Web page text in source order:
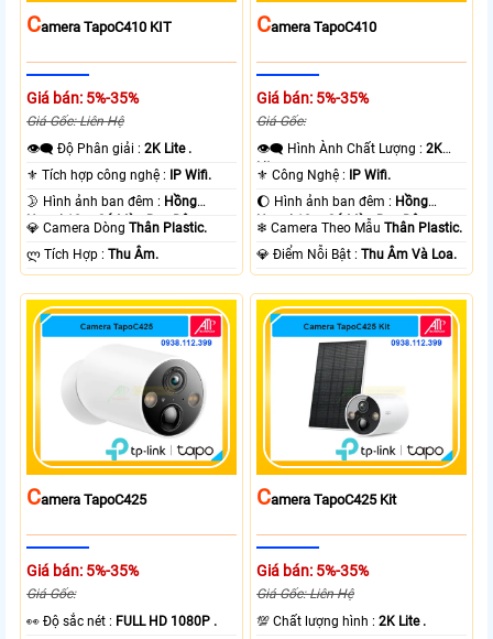
CAmera TapoC410 KIT
Giá bán: 5%-35%
Giá Gốc: Liên Hệ
👁️‍🗨 Độ Phân giải :2K Lite .
⚜️ Tích hợp công nghệ :
IP Wifi.
🌛 Hình ảnh ban đêm : Hồng
Ngoại 10m Có Màu Ban Ðêm.
💎 Camera DòngThân Plastic.
️ლ Tích Hợp :Thu Âm.
CAmera TapoC410
Giá bán: 5%-35%
Giá Gốc:
👁️‍🗨 Hình Ành Chất Lượng :2K
Lite .
⚜️ Công Nghệ :
IP Wifi.
🌔 Hình ảnh ban đêm : Hồng
Ngoại 10m Có Màu Ban Ðêm.
❄ Camera Theo MẫuThân Plastic.
️💎 Điểm Nỗi Bật :Thu Âm Và Loa.
CAmera TapoC425
Giá bán: 5%-35%
Giá Gốc:
️👀 Độ sắc nét : FULL HD 1080P .
CAmera TapoC425 Kit
Giá bán: 5%-35%
Giá Gốc: Liên Hệ
💯 Chất lượng hình :2K Lite .